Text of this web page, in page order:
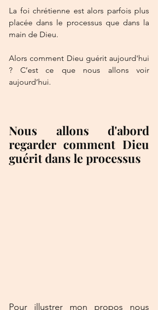
La foi chrétienne est alors parfois plus
placée dans le processus que dans la
main de Dieu.
Alors comment Dieu guérit aujourd'hui
? C’est ce que nous allons voir
aujourd’hui.
Nous allons d'abord
regarder comment Dieu
guérit dans le processus
Pour illustrer mon propos nous